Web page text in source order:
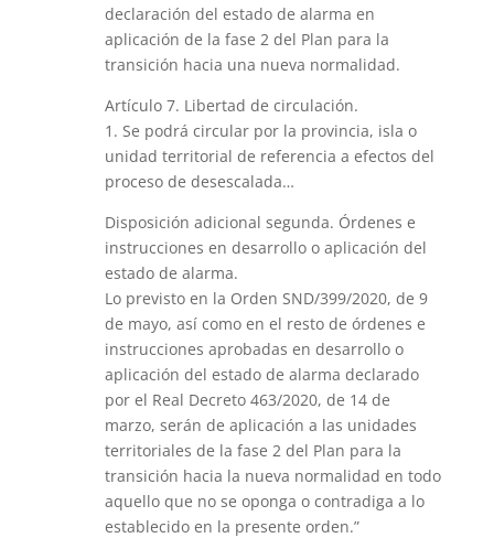
declaración del estado de alarma en
aplicación de la fase 2 del Plan para la
transición hacia una nueva normalidad.
Artículo 7. Libertad de circulación.
1. Se podrá circular por la provincia, isla o
unidad territorial de referencia a efectos del
proceso de desescalada…
Disposición adicional segunda. Órdenes e
instrucciones en desarrollo o aplicación del
estado de alarma.
Lo previsto en la Orden SND/399/2020, de 9
de mayo, así como en el resto de órdenes e
instrucciones aprobadas en desarrollo o
aplicación del estado de alarma declarado
por el Real Decreto 463/2020, de 14 de
marzo, serán de aplicación a las unidades
territoriales de la fase 2 del Plan para la
transición hacia la nueva normalidad en todo
aquello que no se oponga o contradiga a lo
establecido en la presente orden.”